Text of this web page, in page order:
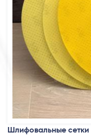
Шлифовальные сетки